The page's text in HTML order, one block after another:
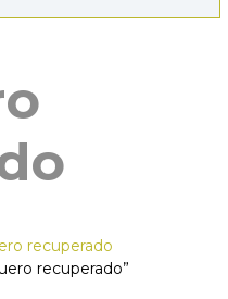
recuperado
recuperado”